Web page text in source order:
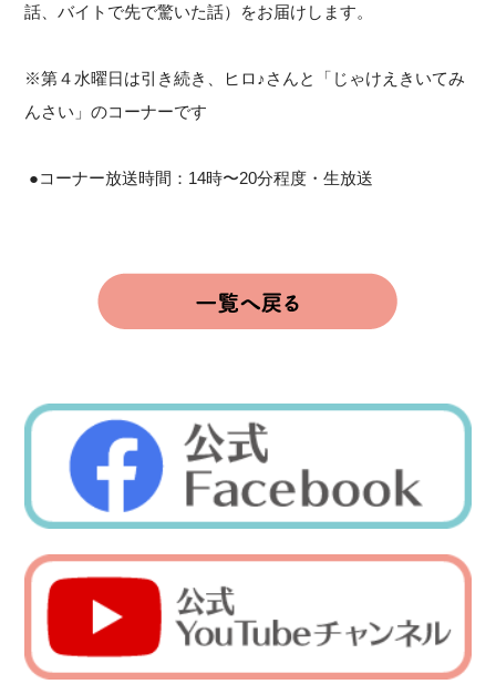
話、バイトで先で驚いた話）をお届けします。
※第４水曜日は引き続き、ヒロ♪さんと「じゃけえきいてみ
んさい」のコーナーです
●コーナー放送時間：14時〜20分程度・生放送